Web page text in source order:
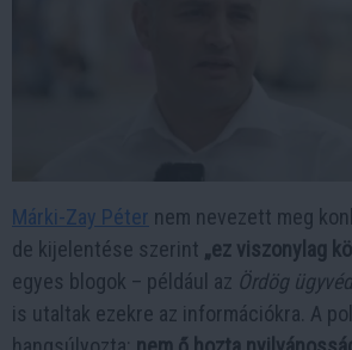
Márki-Zay Péter nem nevezett meg
de kijelentése szerint „ez viszonylag
egyes blogok – például az Ördög
is utaltak ezekre az információkra. A